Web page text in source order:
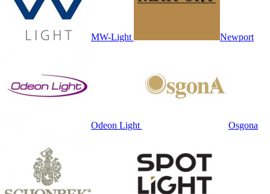
MW-Light Newport
Odeon Light Osgona